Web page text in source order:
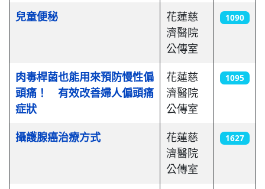
兒童便秘
花蓮慈
濟醫院
公傳室
1090
肉毒桿菌也能用來預防慢性偏
頭痛！ 有效改善婦人偏頭痛
症狀
花蓮慈
濟醫院
公傳室
1095
攝護腺癌治療方式
花蓮慈
濟醫院
公傳室
1627